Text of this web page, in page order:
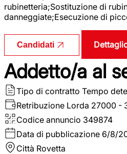
rubinetteria;Sostituzione di
danneggiate;Esecuzione di
Candidati
Addetto/a al
Tipo di contratto Tempo
Retribuzione Lorda 27000 -
Codice annuncio 349874
Data di pubblicazione 6/8/
Città Rovetta